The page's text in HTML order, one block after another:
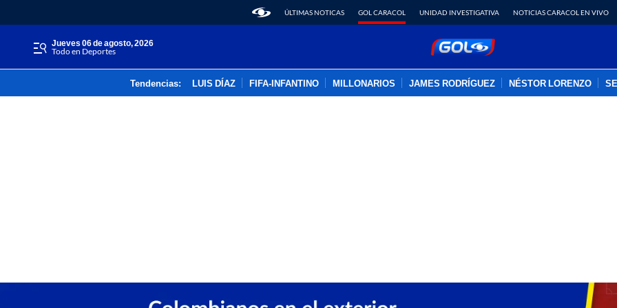
ÚLTIMAS NOTICAS GOL CARACOL UNIDAD INVESTIGATIVA NOTICIAS CARACOL EN VIVO
jueves 06 de agosto, 2026
Todo en Deportes
Tendencias: LUIS DÍAZ FIFA-INFANTINO MILLONARIOS JAMES RODRÍGUEZ NÉSTOR LORENZO